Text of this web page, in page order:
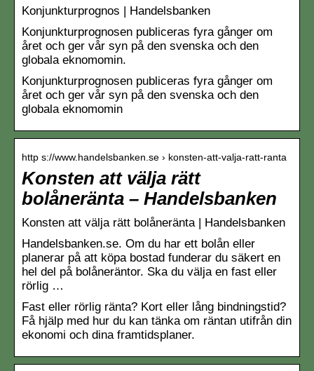
Konjunkturprognos | Handelsbanken
Konjunkturprognosen publiceras fyra gånger om
året och ger vår syn på den svenska och den
globala eknomomin.
Konjunkturprognosen publiceras fyra gånger om
året och ger vår syn på den svenska och den
globala eknomomin
http s://www.handelsbanken.se › konsten-att-valja-ratt-ranta
Konsten att välja rätt
bolåneränta – Handelsbanken
Konsten att välja rätt bolåneränta | Handelsbanken
Handelsbanken.se. Om du har ett bolån eller
planerar på att köpa bostad funderar du säkert en
hel del på bolåneräntor. Ska du välja en fast eller
rörlig …
Fast eller rörlig ränta? Kort eller lång bindningstid?
Få hjälp med hur du kan tänka om räntan utifrån din
ekonomi och dina framtidsplaner.